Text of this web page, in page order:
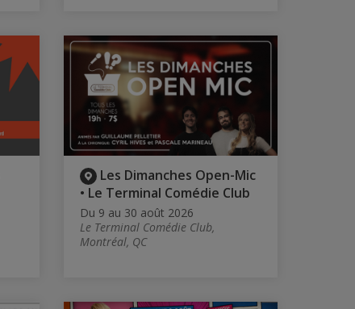
Les Dimanches Open-Mic
• Le Terminal Comédie Club
Du 9 au 30 août 2026
Le Terminal Comédie Club,
Montréal, QC